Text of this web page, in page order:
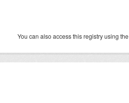
You can also access this registry using the